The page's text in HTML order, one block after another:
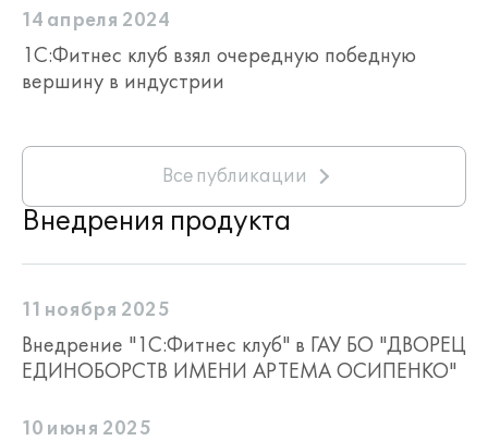
14 апреля 2024
1С:Фитнес клуб взял очередную победную
вершину в индустрии
Все публикации
Внедрения продукта
11 ноября 2025
Внедрение "1С:Фитнес клуб" в ГАУ БО "ДВОРЕЦ
ЕДИНОБОРСТВ ИМЕНИ АРТЕМА ОСИПЕНКО"
10 июня 2025